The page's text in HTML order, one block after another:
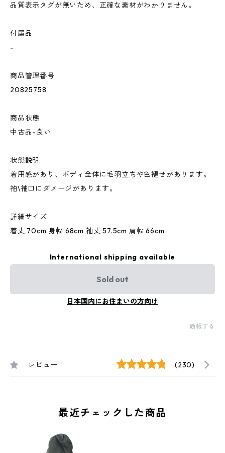
品質表示タグが無いため、正確な素材がわかりません。
付属品
-
商品管理番号
20825758
商品状態
中古品-良い
状態説明
着用感があり、ボディ全体に毛羽立ちや色褪せがあります。
袖\袖口にダメージがあります。
詳細サイズ
着丈 70cm 身幅 68cm 袖丈 57.5cm 肩幅 66cm
International shipping available
Sold out
日本国内にお住まいの方向け
通報する
レビュー (230)
最近チェックした商品